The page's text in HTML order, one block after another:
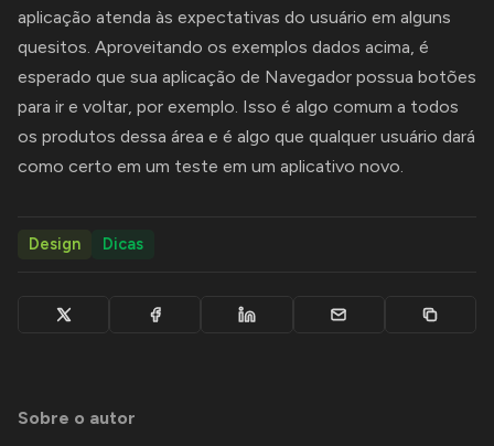
aplicação atenda às expectativas do usuário em alguns
quesitos. Aproveitando os exemplos dados acima, é
esperado que sua aplicação de Navegador possua botões
para ir e voltar, por exemplo. Isso é algo comum a todos
os produtos dessa área e é algo que qualquer usuário dará
como certo em um teste em um aplicativo novo.
Design Dicas
Sobre o autor